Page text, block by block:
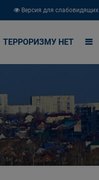
Версия для слабовидящих
ТЕРРОРИЗМУ НЕТ